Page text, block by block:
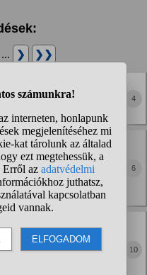
... ❯ ❯❯
2022, 2023, 2024-ben,
4
adózni?
kell. Személyi
adó. Kérem
tud járulni. Legyetek
6
a Revolut számlán
e, vagy csak akkor ha
10